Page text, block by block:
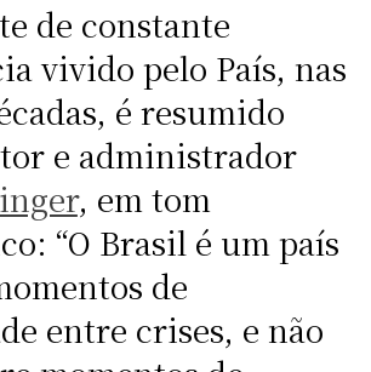
de constante
vivido pelo País, nas
é resumido
e administrador
, em tom
“O Brasil é um país
de
entre crises, e não